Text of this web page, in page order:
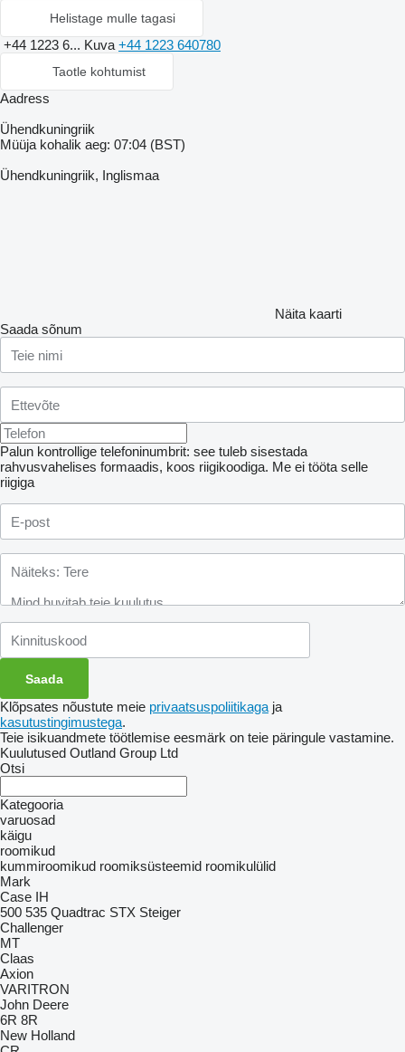
Helistage mulle tagasi
+44 1223 6... Kuva +44 1223 640780
Taotle kohtumist
Aadress
Ühendkuningriik
Müüja kohalik aeg: 07:04 (BST)
Ühendkuningriik, Inglismaa
Näita kaarti
Saada sõnum
Palun kontrollige telefoninumbrit: see tuleb sisestada
rahvusvahelises formaadis, koos riigikoodiga. Me ei tööta selle
riigiga
Klõpsates nõustute meie privaatsuspoliitikaga ja
kasutustingimustega.
Teie isikuandmete töötlemise eesmärk on teie päringule vastamine.
Kuulutused Outland Group Ltd
Otsi
Kategooria
varuosad
käigu
roomikud
kummiroomikud roomiksüsteemid roomikulülid
Mark
Case IH
500 535 Quadtrac STX Steiger
Challenger
MT
Claas
Axion
VARITRON
John Deere
6R 8R
New Holland